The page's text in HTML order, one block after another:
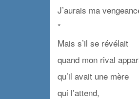
J’aurais ma
*
Mais s’il se révélait
quand mon rival
qu’il avait une mère
qui l’attend,